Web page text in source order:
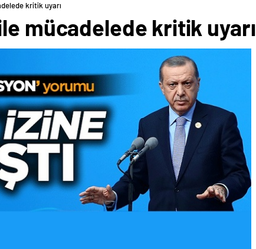
kritik uyarı
mücadelede kritik uyarı